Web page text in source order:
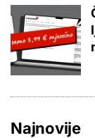
Najnovije